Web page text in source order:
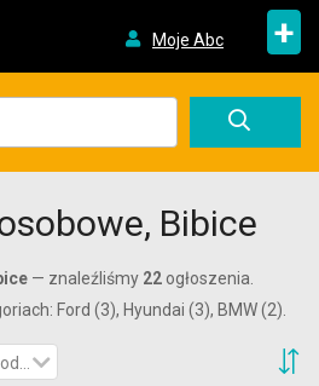
Moje Abc +
Bibice
— znaleźliśmy 22 ogłoszenia.
Ford (3), Hyundai (3), BMW (2).
osobowe